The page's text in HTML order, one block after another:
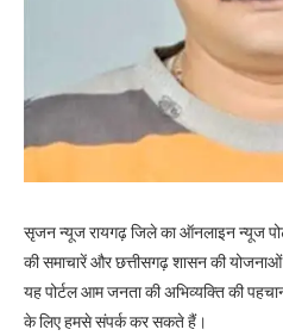
सृजन न्यूज रायगढ़ जिले का ऑनलाइन न्यूज
की समाचारें और छत्तीसगढ़ शासन की
यह पोर्टल आम जनता की अभिव्यक्ति की
के लिए हमसे संपर्क कर सकते हैं।